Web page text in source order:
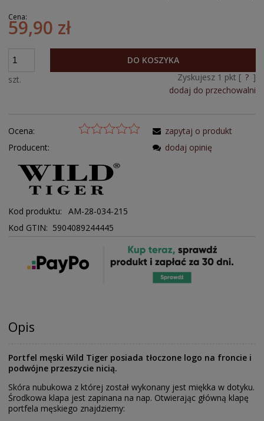
Cena:
59,90 zł
szt.
DO KOSZYKA
Zyskujesz 1 pkt [ ? ]
dodaj do przechowalni
Ocena:
Producent:
Kod produktu:
AM-28-034-215
Kod GTIN: 5904089244445
zapytaj o produkt
dodaj opinię
Opis
Portfel męski Wild Tiger posiada tłoczone logo na froncie i
podwójne przeszycie nicią.
Skóra nubukowa z której został wykonany jest miękka w dotyku.
Środkowa klapa jest zapinana na nap. Otwierając główną klapę
portfela męskiego znajdziemy: